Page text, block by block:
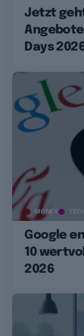
Jetzt
Angebote
Days
MONEY TECH
Google
10
2026